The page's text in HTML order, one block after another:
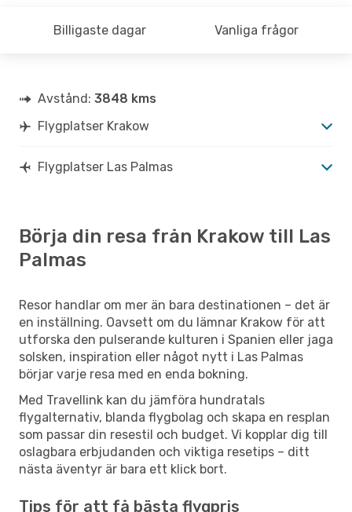
Billigaste dagar Vanliga frågor
Avstånd: 3848 kms
Flygplatser Krakow
Flygplatser Las Palmas
Börja din resa från Krakow till Las
Palmas
Resor handlar om mer än bara destinationen – det är
en inställning. Oavsett om du lämnar Krakow för att
utforska den pulserande kulturen i Spanien eller jaga
solsken, inspiration eller något nytt i Las Palmas
börjar varje resa med en enda bokning.
Med Travellink kan du jämföra hundratals
flygalternativ, blanda flygbolag och skapa en resplan
som passar din resestil och budget. Vi kopplar dig till
oslagbara erbjudanden och viktiga resetips – ditt
nästa äventyr är bara ett klick bort.
Tips för att få bästa flygpris